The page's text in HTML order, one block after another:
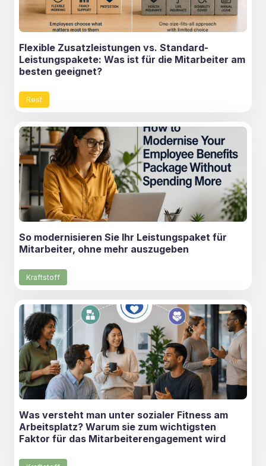
Flexible Zusatzleistungen vs. Standard-
Leistungspakete: Was ist für die Mitarbeiter am
besten geeignet?
Rest
So modernisieren Sie Ihr Leistungspaket für
Mitarbeiter, ohne mehr auszugeben
Kraftstoff
Was versteht man unter sozialer Fitness am
Arbeitsplatz? Warum sie zum wichtigsten
Faktor für das Mitarbeiterengagement wird